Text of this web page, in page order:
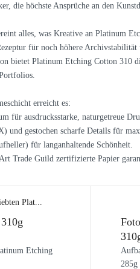
die höchste Ansprüche an den
alles, was Kreative an Platinum
für noch höhere
bietet Platinum Etching Cotton 310
erreicht es:
für ausdrucksstarke, naturgetreue
und gestochen scharfe Details für
für langanhaltende Schönheit.
Trade Guild zertifizierte Papier
Etching
285g